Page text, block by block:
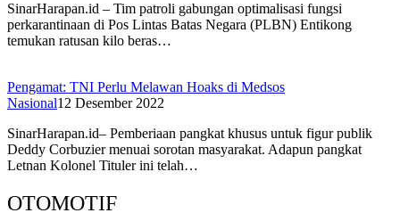
SinarHarapan.id – Tim patroli gabungan optimalisasi fungsi
perkarantinaan di Pos Lintas Batas Negara (PLBN) Entikong
temukan ratusan kilo beras…
Pengamat: TNI Perlu Melawan Hoaks di Medsos
Nasional12 Desember 2022
SinarHarapan.id– Pemberiaan pangkat khusus untuk figur publik
Deddy Corbuzier menuai sorotan masyarakat. Adapun pangkat
Letnan Kolonel Tituler ini telah…
OTOMOTIF